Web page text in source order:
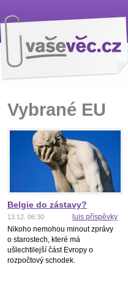
Vybrané EU
Belgie do zástavy?
13.12. 06:30
luis příspěvky
Nikoho nemohou minout zprávy
o starostech, které má
ušlechtilejší část Evropy o
rozpočtový schodek.